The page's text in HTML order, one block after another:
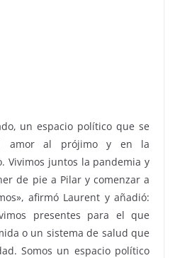
un espacio político que se
amor al prójimo y en la
Vivimos juntos la pandemia y
de pie a Pilar y comenzar a
afirmó Laurent y añadió:
presentes para el que
o un sistema de salud que
Somos un espacio político